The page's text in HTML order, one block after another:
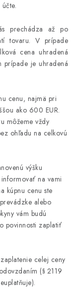
prechádza až po
tovaru. V prípade
cena uhradená
prípade je uhradená
cenu, najmä pri
ako 600 EUR.
môžeme vždy
ohľadu na celkovú
výšku
na vami
kúpnu cenu ste
alebo
vám budú
povinnosti zaplatiť
celej ceny
(§ 2119